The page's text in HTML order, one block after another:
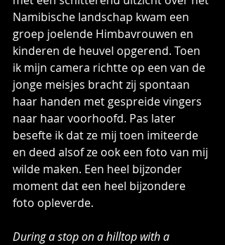
Namibische landschap kwam een
groep joelende Himbavrouwen en
kinderen de heuvel opgerend. Toen
ik mijn camera richtte op een van de
jonge meisjes bracht zij spontaan
haar handen met gespreide vingers
naar haar voorhoofd. Pas later
besefte ik dat ze mij toen imiteerde
en deed alsof ze ook een foto van mij
wilde maken. Een heel bijzonder
moment dat een heel bijzondere
foto opleverde.
During a stop on a hilltop with a